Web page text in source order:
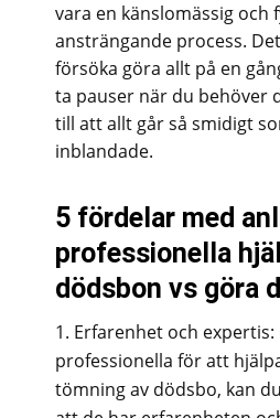
vara en känslomässig och
ansträngande process.
försöka göra allt på en
ta pauser när du behöver
till att allt går så smidigt
inblandade.
5 fördelar med
professionella
dödsbon vs göra
Erfarenhet och
professionella för att
tömning av dödsbo, kan